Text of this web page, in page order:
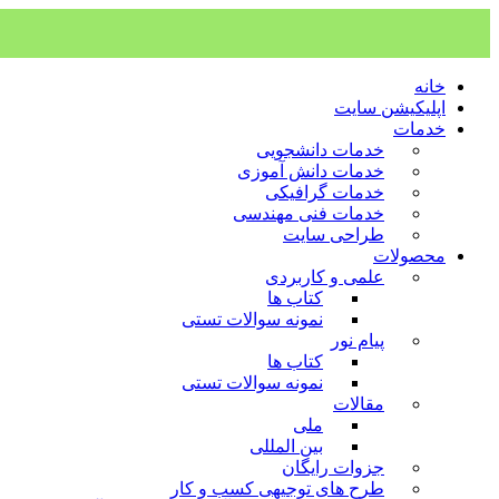
خانه
اپلیکیشن سایت
خدمات
خدمات دانشجویی
خدمات دانش آموزی
خدمات گرافیکی
خدمات فنی مهندسی
طراحی سایت
محصولات
علمی و کاربردی
کتاب ها
نمونه سوالات تستی
پیام نور
کتاب ها
نمونه سوالات تستی
مقالات
ملی
بین المللی
جزوات رایگان
طرح های توجیهی کسب و کار